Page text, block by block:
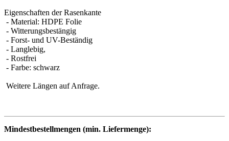
Eigenschaften der Rasenkante
- Material: HDPE Folie
- Witterungsbestängig
- Forst- und UV-Beständig
- Langlebig,
- Rostfrei
- Farbe: schwarz
Weitere Längen auf Anfrage.
Mindestbestellmengen (min. Liefermenge):